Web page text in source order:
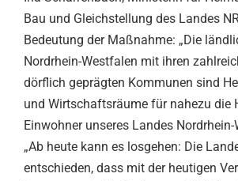
Bau und Gleichstellung des Landes
Bedeutung der Maßnahme: „Die
Nordrhein-Westfalen mit ihren
dörflich geprägten Kommunen sind
und Wirtschaftsräume für nahezu die
Einwohner unseres Landes Nordrhein-
„Ab heute kann es losgehen: Die
entschieden, dass mit der heutigen